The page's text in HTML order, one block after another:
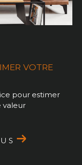
VOTRE
pour estimer
valeur